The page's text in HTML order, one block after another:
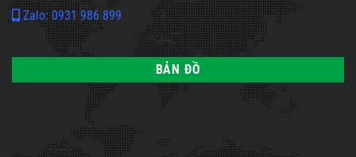
Zalo: 0931 986 899
BẢN ĐỒ